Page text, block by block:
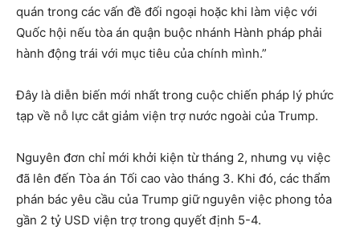
quán trong các vấn đề đối ngoại hoặc khi làm việc với
Quốc hội nếu tòa án quận buộc nhánh Hành pháp phải
hành động trái với mục tiêu của chính mình.”
Đây là diễn biến mới nhất trong cuộc chiến pháp lý phức
tạp về nỗ lực cắt giảm viện trợ nước ngoài của Trump.
Nguyên đơn chỉ mới khởi kiện từ tháng 2, nhưng vụ việc
đã lên đến Tòa án Tối cao vào tháng 3. Khi đó, các thẩm
phán bác yêu cầu của Trump giữ nguyên việc phong tỏa
gần 2 tỷ USD viện trợ trong quyết định 5-4.